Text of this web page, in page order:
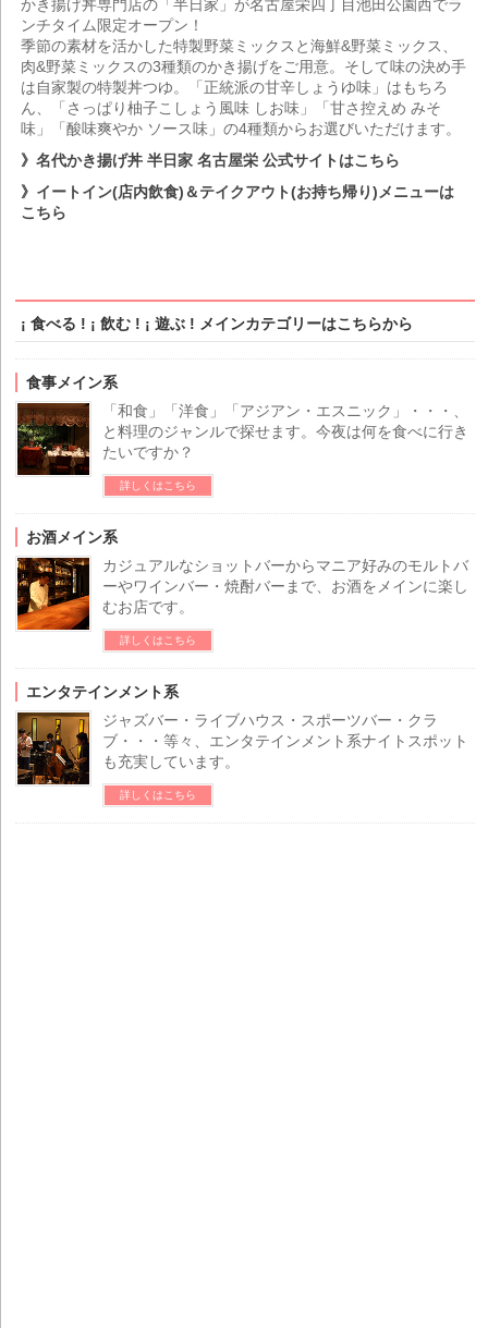
かき揚げ丼専門店の「半日家」が名古屋栄四丁目池田公園西でラ
ンチタイム限定オープン！
季節の素材を活かした特製野菜ミックスと海鮮&野菜ミックス、
肉&野菜ミックスの3種類のかき揚げをご用意。そして味の決め手
は自家製の特製丼つゆ。「正統派の甘辛しょうゆ味」はもちろ
ん、「さっぱり柚子こしょう風味 しお味」「甘さ控えめ みそ
味」「酸味爽やか ソース味」の4種類からお選びいただけます。
》名代かき揚げ丼 半日家 名古屋栄 公式サイトはこちら
》イートイン(店内飲食)＆テイクアウト(お持ち帰り)メニューは
こちら
¡ 食べる ! ¡ 飲む ! ¡ 遊ぶ ! メインカテゴリーはこちらから
食事メイン系
「和食」「洋食」「アジアン・エスニック」・・・、
と料理のジャンルで探せます。今夜は何を食べに行き
たいですか？
詳しくはこちら
お酒メイン系
カジュアルなショットバーからマニア好みのモルトバ
ーやワインバー・焼酎バーまで、お酒をメインに楽し
むお店です。
詳しくはこちら
エンタテインメント系
ジャズバー・ライブハウス・スポーツバー・クラ
ブ・・・等々、エンタテインメント系ナイトスポット
も充実しています。
詳しくはこちら